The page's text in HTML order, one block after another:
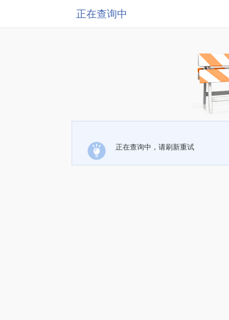
正在查询中
正在查询中，请刷新重试